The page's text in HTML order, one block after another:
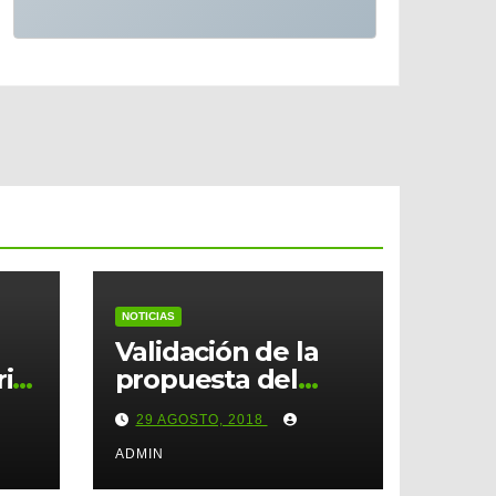
NOTICIAS
Validación de la
propuesta del
diseño
organizacional
para la creación
del ente
29 AGOSTO, 2018
ADMIN